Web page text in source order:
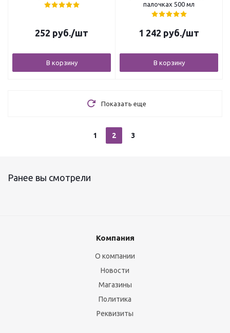
252 руб./шт
В корзину
палочках 500 мл
1 242 руб./шт
В корзину
Показать еще
1 2 3
Ранее вы смотрели
Компания
О компании
Новости
Магазины
Политика
Реквизиты